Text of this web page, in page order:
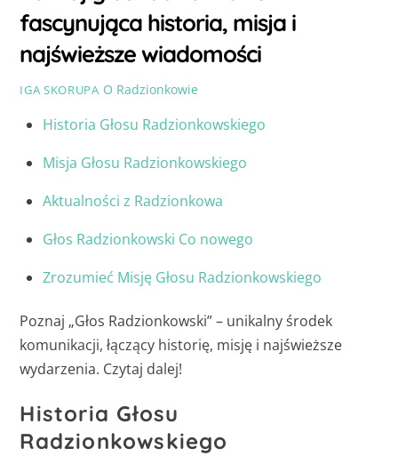
fascynująca historia, misja i
najświeższe wiadomości
IGA SKORUPA O Radzionkowie
Historia Głosu Radzionkowskiego
Misja Głosu Radzionkowskiego
Aktualności z Radzionkowa
Głos Radzionkowski Co nowego
Zrozumieć Misję Głosu Radzionkowskiego
Poznaj „Głos Radzionkowski” – unikalny środek
komunikacji, łączący historię, misję i najświeższe
wydarzenia. Czytaj dalej!
Historia Głosu
Radzionkowskiego